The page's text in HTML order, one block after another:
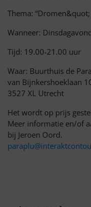
Thema: “Dromen&quot;
Wanneer:
Tijd: 19.00-21.00 uur
Waar: Buurthuis de
van Bijnkershoeklaan
3527 XL Utrecht
Het wordt op prijs
Meer informatie en/of
bij Jeroen Oord.